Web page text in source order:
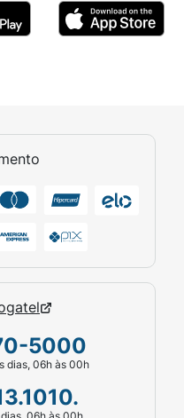
5000
dias, 06h às 00h